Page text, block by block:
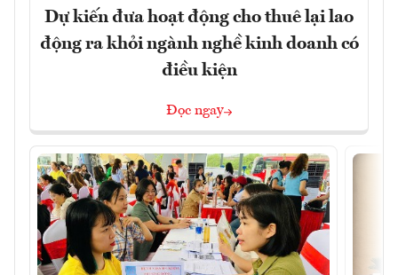
Dự kiến đưa hoạt động cho thuê lại lao
động ra khỏi ngành nghề kinh doanh có
điều kiện
Đọc ngay